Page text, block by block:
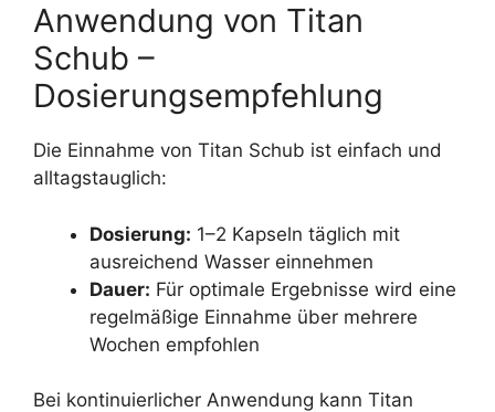
Anwendung von Titan
Schub –
Dosierungsempfehlung
Die Einnahme von Titan Schub ist einfach und
alltagstauglich:
Dosierung: 1–2 Kapseln täglich mit
ausreichend Wasser einnehmen
Dauer: Für optimale Ergebnisse wird eine
regelmäßige Einnahme über mehrere
Wochen empfohlen
Bei kontinuierlicher Anwendung kann Titan